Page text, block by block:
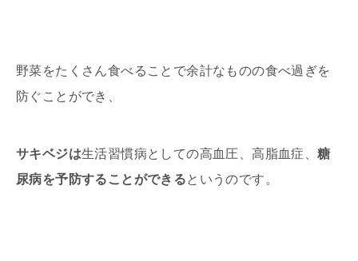
野菜をたくさん食べることで余計なものの食べ過ぎを
防ぐことができ、
サキベジは生活習慣病としての高血圧、高脂血症、糖
尿病を予防することができるというのです。